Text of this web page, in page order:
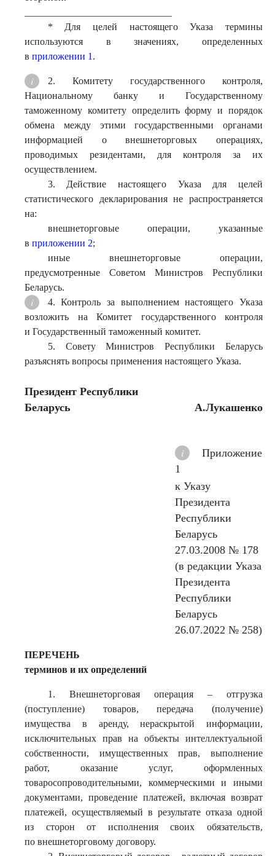
* Для целей настоящего Указа термины
используются в значениях, определенных
в приложении 1 .
2. Комитету государственного контроля,
Национальному банку и Государственному
таможенному комитету определить форму и порядок
обмена между этими государственными органами
информацией о внешнеторговых операциях,
проводимых резидентами, для контроля за их
осуществлением.
3. Действие настоящего Указа для целей
статистического декларирования не распространяется
на:
внешнеторговые операции, указанные
в приложении 2;
иные внешнеторговые операции,
предусмотренные Советом Министров Республики
Беларусь.
4. Контроль за выполнением настоящего Указа
возложить на Комитет государственного контроля
и Государственный таможенный комитет.
5. Совету Министров Республики Беларусь
разъяснять вопросы применения настоящего Указа.
Президент Республики
Беларусь
А.Лукашенко
Приложение
1
к Указу
Президента
Республики
Беларусь
27.03.2008 № 178
(в редакции Указа
Президента
Республики
Беларусь
26.07.2022 № 258)
ПЕРЕЧЕНЬ
терминов и их определений
1. Внешнеторговая операция – отгрузка
(поступление) товаров, передача (получение)
имущества в аренду, нераскрытой информации,
исключительных прав на объекты интеллектуальной
собственности, имущественных прав, выполнение
работ, оказание услуг, оформленных
товаросопроводительными, коммерческими и иными
документами, проведение платежей, включая возврат
платежей, осуществляемый в результате отказа одной
из сторон от исполнения своих обязательств,
по внешнеторговому договору.